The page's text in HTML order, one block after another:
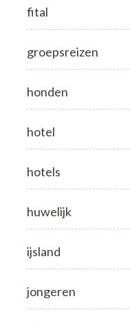
fital
groepsreizen
honden
hotel
hotels
huwelijk
ijsland
jongeren